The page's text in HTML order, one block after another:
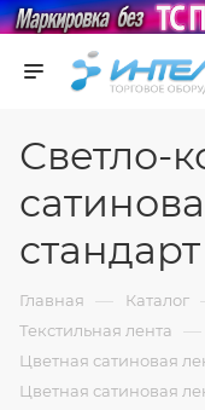
Светло-
Главная — Каталог
Текстильная лента —
Цветная сатиновая
Цветная сатиновая